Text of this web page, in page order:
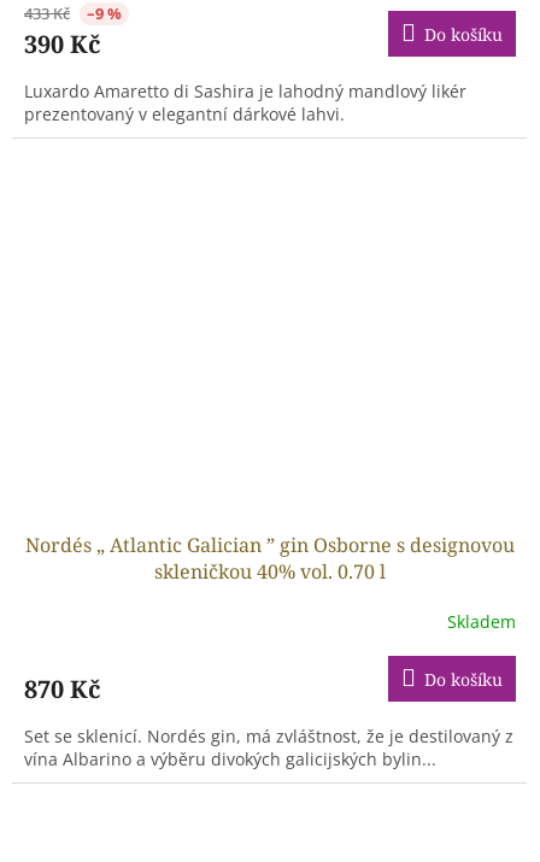
433 Kč –9 %
390 Kč Do košíku
Luxardo Amaretto di Sashira je lahodný mandlový likér
prezentovaný v elegantní dárkové lahvi.
Nordés „ Atlantic Galician ” gin Osborne s designovou
skleničkou 40% vol. 0.70 l
Skladem
870 Kč Do košíku
Set se sklenicí. Nordés gin, má zvláštnost, že je destilovaný z
vína Albarino a výběru divokých galicijských bylin...